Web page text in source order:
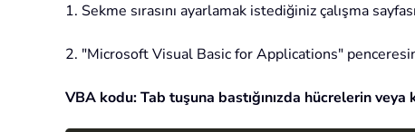
1. Sekme sırasını ayarlamak istediğiniz çalışma
2. "Microsoft Visual Basic for Applications"
VBA kodu: Tab tuşuna bastığınızda hücrelerin veya